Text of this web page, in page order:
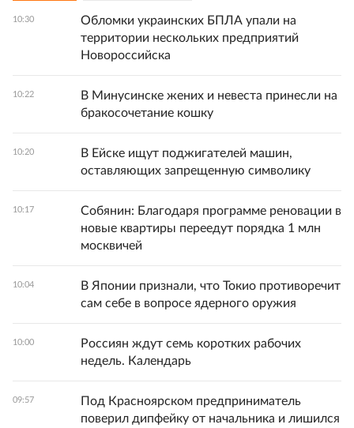
10:30
Обломки украинских БПЛА упали на
территории нескольких предприятий
Новороссийска
10:22
В Минусинске жених и невеста принесли на
бракосочетание кошку
10:20
В Ейске ищут поджигателей машин,
оставляющих запрещенную символику
10:17
Собянин: Благодаря программе реновации в
новые квартиры переедут порядка 1 млн
москвичей
10:04
В Японии признали, что Токио противоречит
сам себе в вопросе ядерного оружия
10:00
Россиян ждут семь коротких рабочих
недель. Календарь
09:57
Под Красноярском предприниматель
поверил дипфейку от начальника и лишился